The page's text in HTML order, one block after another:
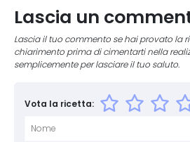
Lascia un
Lascia il tuo commento se hai provato la
chiarimento prima di cimentarti nella
semplicemente per lasciare il tuo saluto.
Vota la ricetta: